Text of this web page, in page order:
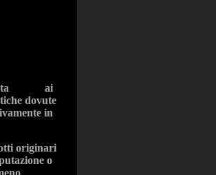
ai
dovute
in
originari
o